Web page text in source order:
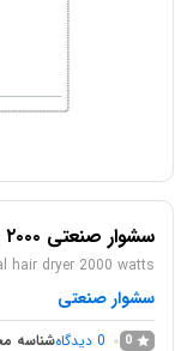
سشوار صنعتی ۲۰۰۰ وات تنظیم دار کیفی آروا مدل ۵۶۱۵
hair dryer 2000 watts
سشوار صنعتی
0
0 دیدگاهشناسه